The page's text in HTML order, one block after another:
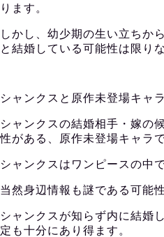
ります。
しかし、幼少期の生い立ちか
と結婚している可能性は限り
シャンクスと原作未登場キャラ
シャンクスの結婚相手・嫁の
性がある、原作未登場キャラで
シャンクスはワンピースの中
当然身辺情報も謎である可能
シャンクスが知らず内に結婚
定も十分にあり得ます。